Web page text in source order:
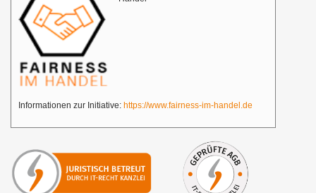
Informationen zur Initiative: https://www.fairness-im-handel.de